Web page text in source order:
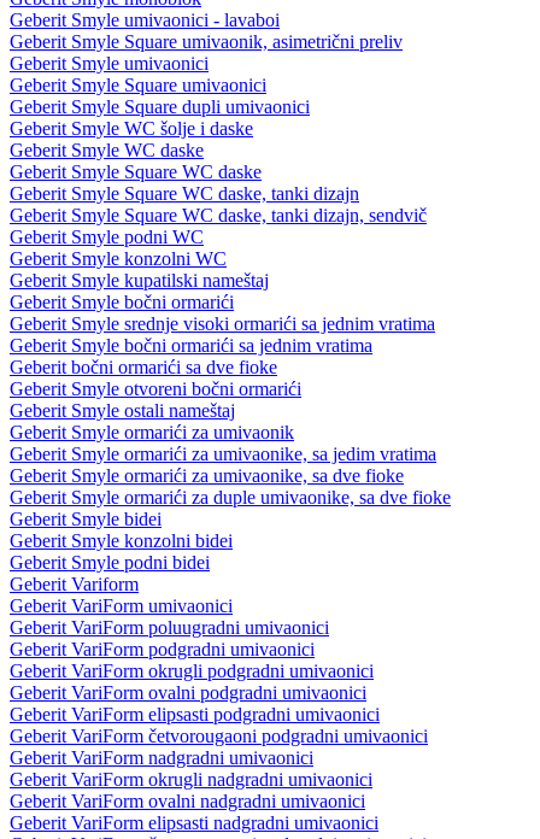
Geberit Smyle umivaonici - lavaboi
Geberit Smyle Square umivaonik, asimetrični preliv
Geberit Smyle umivaonici
Geberit Smyle Square umivaonici
Geberit Smyle Square dupli umivaonici
Geberit Smyle WC šolje i daske
Geberit Smyle WC daske
Geberit Smyle Square WC daske
Geberit Smyle Square WC daske, tanki dizajn
Geberit Smyle Square WC daske, tanki dizajn, sendvič
Geberit Smyle podni WC
Geberit Smyle konzolni WC
Geberit Smyle kupatilski nameštaj
Geberit Smyle bočni ormarići
Geberit Smyle srednje visoki ormarići sa jednim vratima
Geberit Smyle bočni ormarići sa jednim vratima
Geberit bočni ormarići sa dve fioke
Geberit Smyle otvoreni bočni ormarići
Geberit Smyle ostali nameštaj
Geberit Smyle ormarići za umivaonik
Geberit Smyle ormarići za umivaonike, sa jedim vratima
Geberit Smyle ormarići za umivaonike, sa dve fioke
Geberit Smyle ormarići za duple umivaonike, sa dve fioke
Geberit Smyle bidei
Geberit Smyle konzolni bidei
Geberit Smyle podni bidei
Geberit Variform
Geberit VariForm umivaonici
Geberit VariForm poluugradni umivaonici
Geberit VariForm podgradni umivaonici
Geberit VariForm okrugli podgradni umivaonici
Geberit VariForm ovalni podgradni umivaonici
Geberit VariForm elipsasti podgradni umivaonici
Geberit VariForm četvorougaoni podgradni umivaonici
Geberit VariForm nadgradni umivaonici
Geberit VariForm okrugli nadgradni umivaonici
Geberit VariForm ovalni nadgradni umivaonici
Geberit VariForm elipsasti nadgradni umivaonici